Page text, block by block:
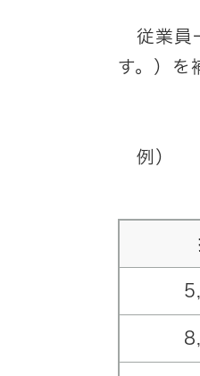
従業員
す。）を
例）
掛